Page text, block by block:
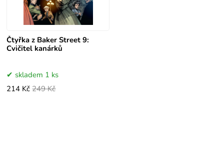
Čtyřka z Baker Street 9:
Cvičitel kanárků
skladem 1 ks
214 Kč 249 Kč